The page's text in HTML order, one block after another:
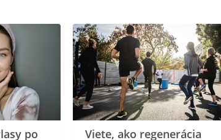
po
Viete, ako regenerácia